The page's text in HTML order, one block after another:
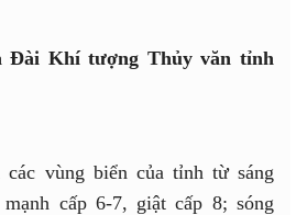
Đài Khí tượng Thủy văn tỉnh
các vùng biển của tỉnh từ sáng
cấp 6-7, giật cấp 8; sóng